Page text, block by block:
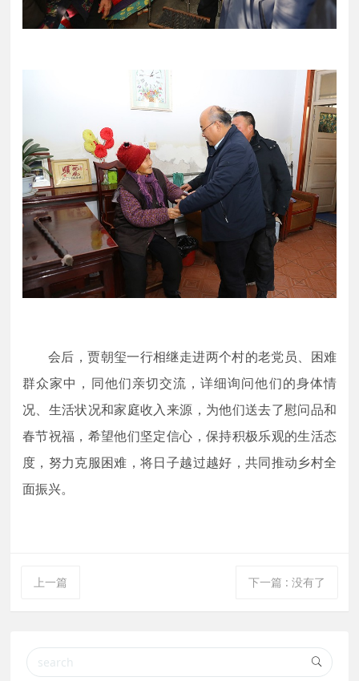
会后，贾朝玺一行相继走进两个村的老党员、困难
群众家中，同他们亲切交流，详细询问他们的身体情
况、生活状况和家庭收入来源，为他们送去了慰问品和
春节祝福，希望他们坚定信心，保持积极乐观的生活态
度，努力克服困难，将日子越过越好，共同推动乡村全
面振兴。
上一篇 下一篇 : 没有了